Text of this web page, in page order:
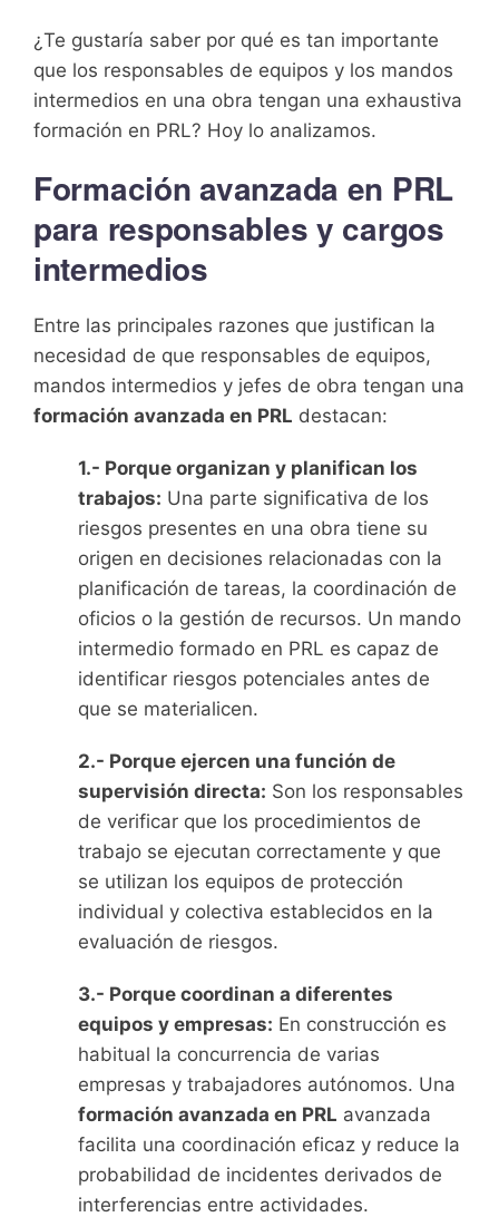
¿Te gustaría saber por qué es tan importante
que los responsables de equipos y los mandos
intermedios en una obra tengan una exhaustiva
formación en PRL? Hoy lo analizamos.
Formación avanzada en PRL
para responsables y cargos
intermedios
Entre las principales razones que justifican la
necesidad de que responsables de equipos,
mandos intermedios y jefes de obra tengan una
formación avanzada en PRL destacan:
1.- Porque organizan y planifican los
trabajos: Una parte significativa de los
riesgos presentes en una obra tiene su
origen en decisiones relacionadas con la
planificación de tareas, la coordinación de
oficios o la gestión de recursos. Un mando
intermedio formado en PRL es capaz de
identificar riesgos potenciales antes de
que se materialicen.
2.- Porque ejercen una función de
supervisión directa: Son los responsables
de verificar que los procedimientos de
trabajo se ejecutan correctamente y que
se utilizan los equipos de protección
individual y colectiva establecidos en la
evaluación de riesgos.
3.- Porque coordinan a diferentes
equipos y empresas: En construcción es
habitual la concurrencia de varias
empresas y trabajadores autónomos. Una
formación avanzada en PRL avanzada
facilita una coordinación eficaz y reduce la
probabilidad de incidentes derivados de
interferencias entre actividades.